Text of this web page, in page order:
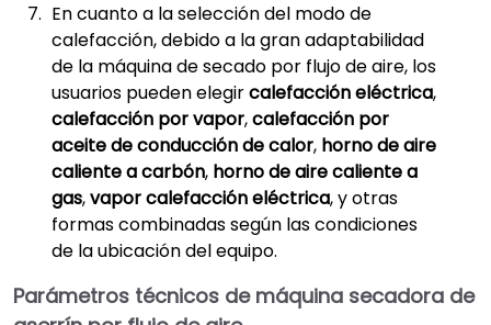
En cuanto a la selección del modo de
calefacción, debido a la gran adaptabilidad
de la máquina de secado por flujo de aire, los
usuarios pueden elegircalefacción eléctrica,
calefacción por vapor,calefacción por
aceite de conducción de calor, horno de aire
caliente a carbón, horno de aire caliente a
gas,vapor calefacción eléctrica, y otras
formas combinadas según las condiciones
de la ubicación del equipo.
Parámetros técnicos de máquina secadora de